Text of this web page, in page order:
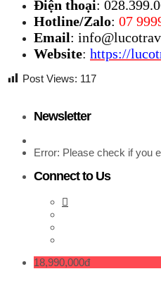
Điện thoại:
Hotline/Zalo: 07
Email:
Website: https://
Post Views: 117
Newsletter
Error: Please check if you
Connect to Us
18,990,000đ